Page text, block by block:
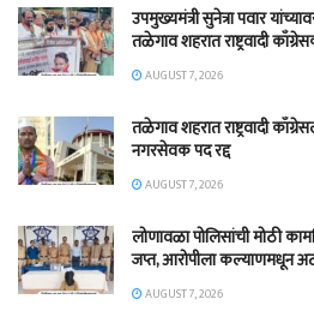
उपमुख्यमंत्री सुनेत्रा पवार
तळेगाव शहरात राष्ट्रवादी
AUGUST 7, 2026
तळेगाव शहरात राष्ट्रवादी
नगरसेवक पद रद्द
AUGUST 7, 2026
लोणावळा पोलिसांची मोठी
जप्त, आरोपीला कल्याणमधून
AUGUST 7, 2026